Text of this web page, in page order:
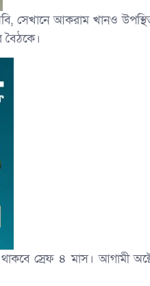
সেখানে আকরাম খানও
বৈঠকে।
স্রেফ ৪ মাস। আগামী